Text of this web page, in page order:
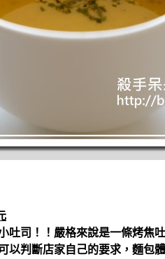
吐司！！嚴格來說是一條烤
以判斷店家自己的要求，麵包